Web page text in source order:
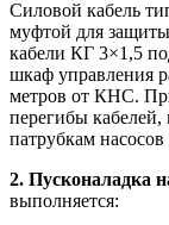
Силовой кабель
муфтой для
кабели КГ 3×1,5
шкаф управления
метров от КНС.
перегибы
патрубкам
2. Пусконаладка
выполняется: